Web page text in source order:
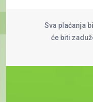
Sva plaćanja
će biti